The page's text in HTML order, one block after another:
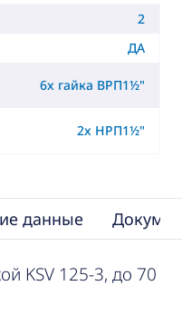
2
ДА
6x гайка ВРП1½"
2x НРП1½"
данные
KSV 125-3, до 70